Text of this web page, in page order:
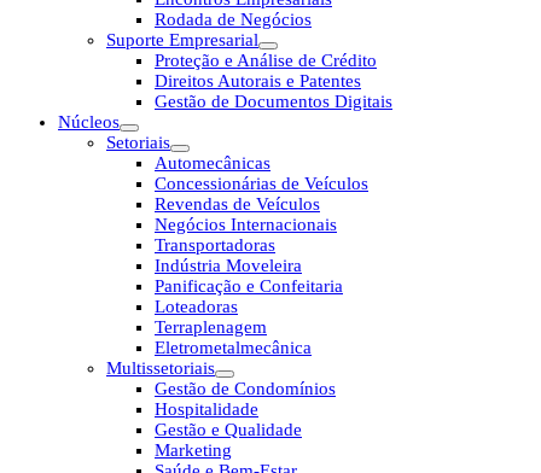
Rodada de Negócios
Suporte Empresarial
Proteção e Análise de Crédito
Direitos Autorais e Patentes
Gestão de Documentos Digitais
Núcleos
Setoriais
Automecânicas
Concessionárias de Veículos
Revendas de Veículos
Negócios Internacionais
Transportadoras
Indústria Moveleira
Panificação e Confeitaria
Loteadoras
Terraplenagem
Eletrometalmecânica
Multissetoriais
Gestão de Condomínios
Hospitalidade
Gestão e Qualidade
Marketing